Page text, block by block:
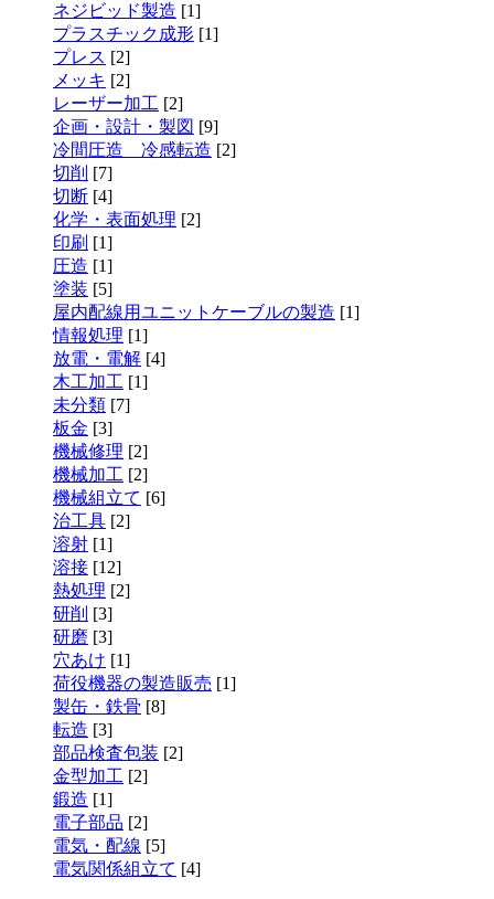
ネジビッド製造 [1]
プラスチック成形 [1]
プレス [2]
メッキ [2]
レーザー加工 [2]
企画・設計・製図 [9]
冷間圧造 冷感転造 [2]
切削 [7]
切断 [4]
化学・表面処理 [2]
印刷 [1]
圧造 [1]
塗装 [5]
屋内配線用ユニットケーブルの製造 [1]
情報処理 [1]
放電・電解 [4]
木工加工 [1]
未分類 [7]
板金 [3]
機械修理 [2]
機械加工 [2]
機械組立て [6]
治工具 [2]
溶射 [1]
溶接 [12]
熱処理 [2]
研削 [3]
研磨 [3]
穴あけ [1]
荷役機器の製造販売 [1]
製缶・鉄骨 [8]
転造 [3]
部品検査包装 [2]
金型加工 [2]
鍛造 [1]
電子部品 [2]
電気・配線 [5]
電気関係組立て [4]